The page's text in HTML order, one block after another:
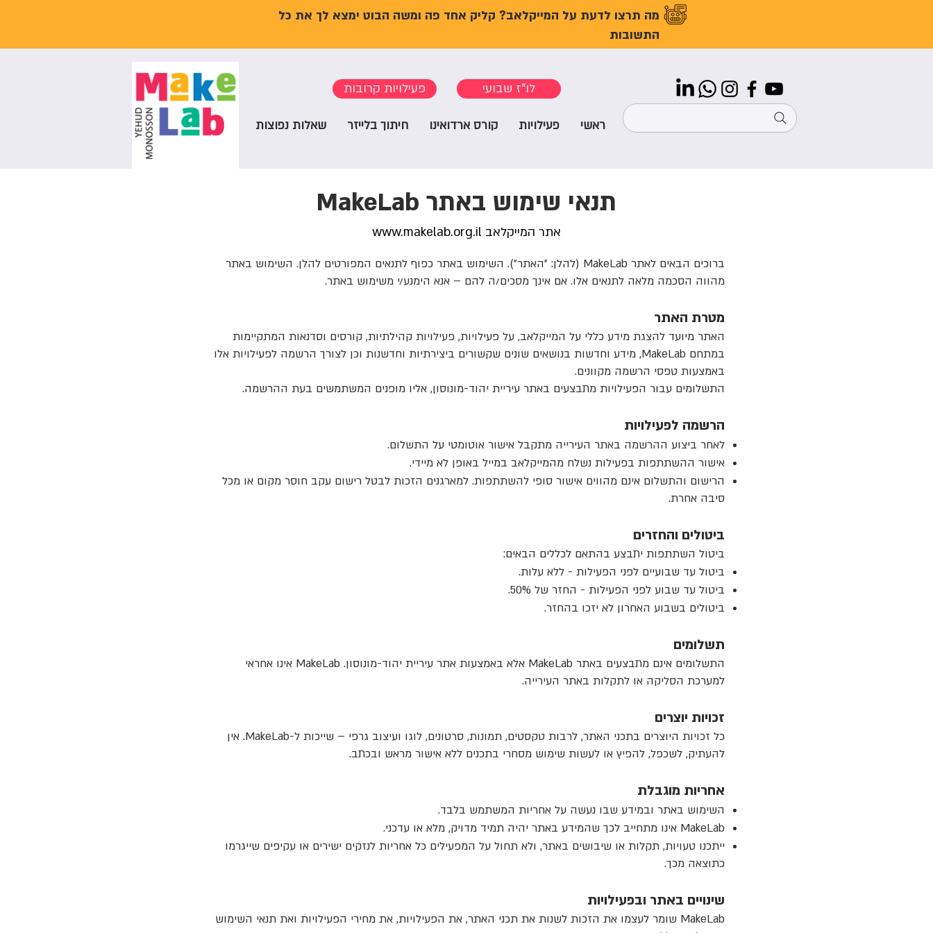
מה תרצו לדעת על המייקלאב? קליק אחד פה ומשה הבוט ימצא לך את כל
התשובות
פעילויות קרובות לו"ז שבועי
ראשי פעילויות קורס ארדואינו חיתוך בלייזר שאלות נפוצות
תנאי שימוש באתר MakeLab
אתר המייקלאב www.makelab.org.il
ברוכים הבאים לאתר MakeLab (להלן: "האתר"). השימוש באתר כפוף לתנאים המפורטים להלן. השימוש באתר
מהווה הסכמה מלאה לתנאים אלו. אם אינך מסכים/ה להם – אנא הימנע/י משימוש באתר.
מטרת האתר
האתר מיועד להצגת מידע כללי על המייקלאב, על פעילויות, פעילויות קהילתיות, קורסים וסדנאות המתקיימות
במתחם MakeLab, מידע וחדשות בנושאים שונים שקשורים ביצירתיות וחדשנות וכן לצורך הרשמה לפעילויות אלו
באמצעות טפסי הרשמה מקוונים.
התשלומים עבור הפעילויות מתבצעים באתר עיריית יהוד-מונוסון, אליו מופנים המשתמשים בעת ההרשמה.
הרשמה לפעילויות
לאחר ביצוע ההרשמה באתר העירייה מתקבל אישור אוטומטי על התשלום.
אישור ההשתתפות בפעילות נשלח מהמייקלאב במייל באופן לא מיידי.
הרישום והתשלום אינם מהווים אישור סופי להשתתפות. למארגנים הזכות לבטל רישום עקב חוסר מקום או מכל
סיבה אחרת.
ביטולים והחזרים
ביטול השתתפות יתבצע בהתאם לכללים הבאים:
ביטול עד שבועיים לפני הפעילות - ללא עלות.
ביטול עד שבוע לפני הפעילות - החזר של 50%.
ביטולים בשבוע האחרון לא יזכו בהחזר.
תשלומים
התשלומים אינם מתבצעים באתר MakeLab אלא באמצעות אתר עיריית יהוד-מונוסון. MakeLab אינו אחראי
למערכת הסליקה או לתקלות באתר העירייה.
זכויות יוצרים
כל זכויות היוצרים בתכני האתר, לרבות טקסטים, תמונות, סרטונים, לוגו ועיצוב גרפי – שייכות ל-MakeLab. אין
להעתיק, לשכפל, להפיץ או לעשות שימוש מסחרי בתכנים ללא אישור מראש ובכתב.
אחריות מוגבלת
השימוש באתר ובמידע שבו נעשה על אחריות המשתמש בלבד.
MakeLab אינו מתחייב לכך שהמידע באתר יהיה תמיד מדויק, מלא או עדכני.
ייתכנו טעויות, תקלות או שיבושים באתר, ולא תחול על המפעילים כל אחריות לנזקים ישירים או עקיפים שייגרמו
כתוצאה מכך.
שינויים באתר ובפעילויות
MakeLab שומר לעצמו את הזכות לשנות את תכני האתר, את הפעילויות, את מחירי הפעילויות ואת תנאי השימוש